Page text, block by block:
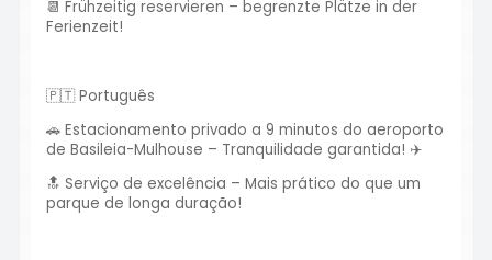
📆 Frühzeitig reservieren – begrenzte Plätze in der
Ferienzeit!
🇵🇹 Português
🚗 Estacionamento privado a 9 minutos do aeroporto
de Basileia-Mulhouse – Tranquilidade garantida! ✈️
🔝 Serviço de excelência – Mais prático do que um
parque de longa duração!